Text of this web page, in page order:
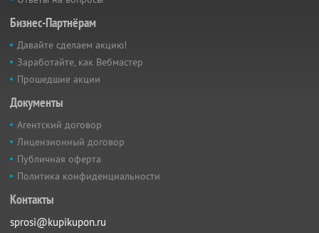
Бизнес-Партнёрам
Давайте сделаем акцию!
Заработайте, как Вебмастер
Прошедшие акции
Документы
Агентский договор
Лицензионный договор
Публичная оферта
Политика конфиденциальности
Контакты
sprosi@kupikupon.ru